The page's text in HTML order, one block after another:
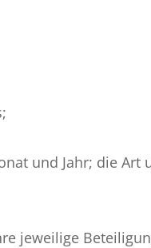
und Jahr; die Art
jeweilige